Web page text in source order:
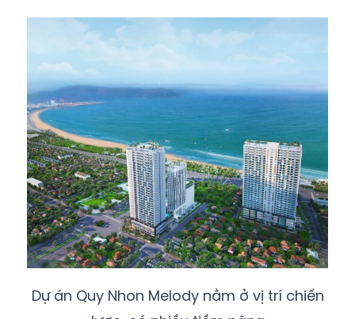
Dự án Quy Nhon Melody nằm ở vị trí chiến